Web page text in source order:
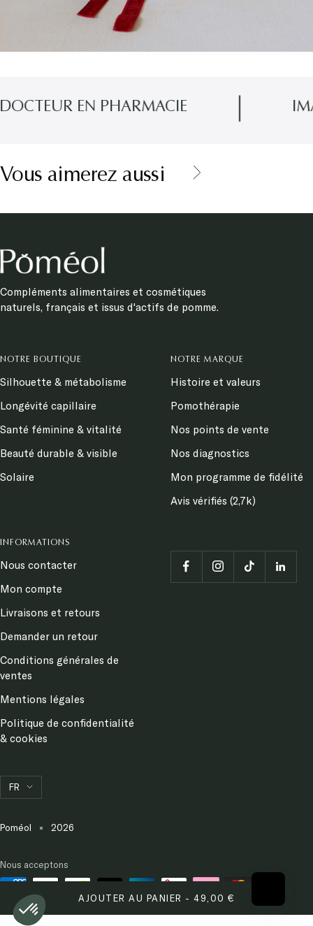
AJOUTER AU PANIER - 49,00 €
EN PHARMACIE
Vous aimerez aussi
Compléments alimentaires et cosmétiques
naturels, français et issus d'actifs de pomme.
NOTRE BOUTIQUE
Silhouette & métabolisme
Longévité capillaire
Santé féminine & vitalité
Beauté durable & visible
Solaire
NOTRE MARQUE
Histoire et valeurs
Pomothérapie
Nos points de vente
Nos diagnostics
Mon programme de fidélité
Avis vérifiés (2,7k)
INFORMATIONS
Nous contacter
Mon compte
Livraisons et retours
Demander un retour
Conditions générales de
ventes
Mentions légales
Politique de confidentialité
& cookies
Langue
FR
Poméol 2026
Nous acceptons